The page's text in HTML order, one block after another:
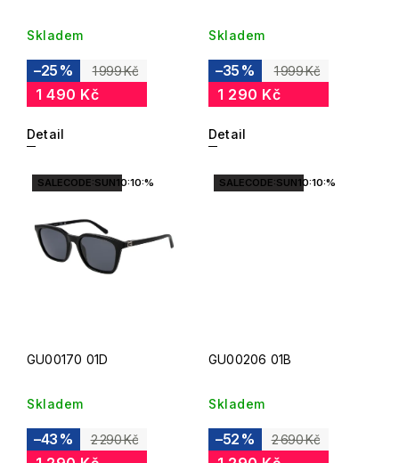
Skladem
1 999 Kč
–25 %
1 490 Kč
Detail
Skladem
1 999 Kč
–35 %
1 290 Kč
Detail
SALECODE:SUN10:10:%
GU00170 01D
Skladem
2 290 Kč
–43 %
SALECODE:SUN10:10:%
GU00206 01B
Skladem
2 690 Kč
–52 %